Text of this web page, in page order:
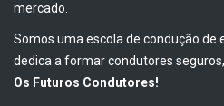
mercado.
Somos uma escola de condução de
dedica a formar condutores
Os Futuros Condutores!